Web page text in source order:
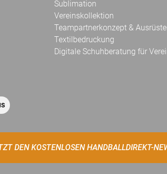
Sublimation
Vereinskollektion
Teampartnerkonzept &
Textilbedruckung
Digitale Schuhberatung für
DEN KOSTENLOSEN HANDBALLDIREKT-